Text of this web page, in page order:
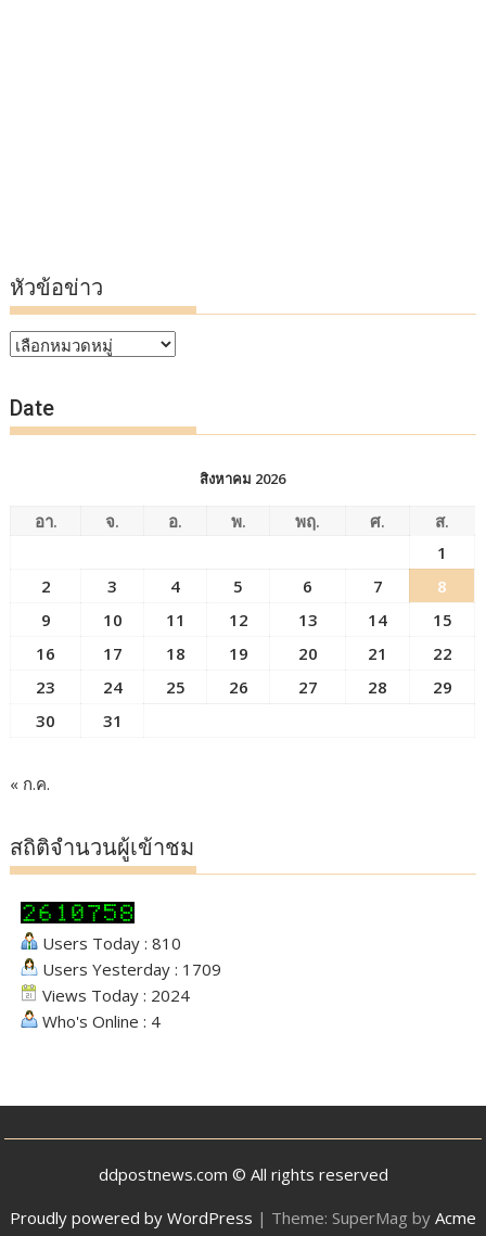
หัวข้อข่าว
หัวข้อ
Date
สิงหาคม 2026
อา. จ. อ. พ. พฤ. ศ.
ส.
1
2
3 4 5 6 7
8
9
10 11 12 13 14
15
16
17 18 19 20 21
22
23
24 25 26 27 28
29
30
31
« ก.ค.
สถิติจำนวนผู้เข้าชม
Users Today : 810
Users Yesterday : 1709
Views Today : 2024
Who's Online : 4
ddpostnews.com © All rights reserved
Proudly powered by WordPress | Theme: SuperMag by Acme